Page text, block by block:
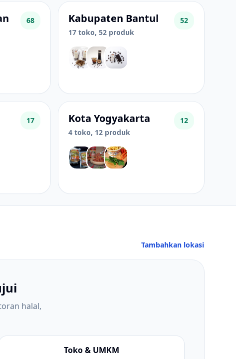
68 Kabupaten Bantul
17 toko, 52 produk
52
17 Kota Yogyakarta
4 toko, 12 produk
12
Tambahkan lokasi
halal,
Toko & UMKM